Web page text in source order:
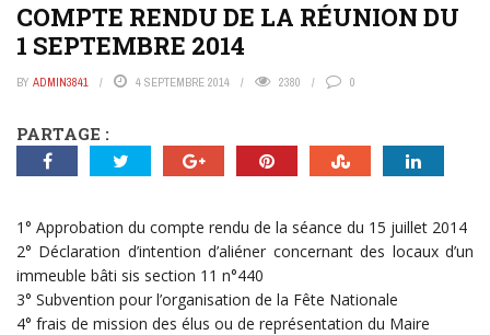
COMPTE RENDU DE LA RÉUNION DU
1 SEPTEMBRE 2014
BY ADMIN3841 4 SEPTEMBRE 2014 2380 0
PARTAGE :
1° Approbation du compte rendu de la séance du 15 juillet 2014
2° Déclaration d’intention d’aliéner concernant des locaux d’un
immeuble bâti sis section 11 n°440
3° Subvention pour l’organisation de la Fête Nationale
4° frais de mission des élus ou de représentation du Maire